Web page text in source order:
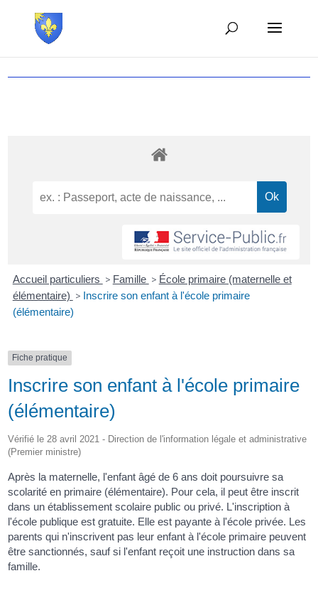
Accueil particuliers > Famille > École primaire (maternelle et
élémentaire) > Inscrire son enfant à l'école primaire
(élémentaire)
Fiche pratique
Inscrire son enfant à l'école primaire
(élémentaire)
Vérifié le 28 avril 2021 - Direction de l'information légale et administrative
(Premier ministre)
Après la maternelle, l'enfant âgé de 6 ans doit poursuivre sa
scolarité en primaire (élémentaire). Pour cela, il peut être inscrit
dans un établissement scolaire public ou privé. L'inscription à
l'école publique est gratuite. Elle est payante à l'école privée. Les
parents qui n'inscrivent pas leur enfant à l'école primaire peuvent
être sanctionnés, sauf si l'enfant reçoit une instruction dans sa
famille.